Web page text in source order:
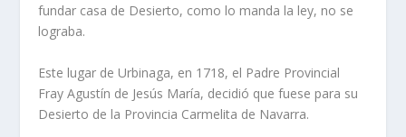
fundar casa de Desierto, como lo manda la ley, no se
lograba.
Este lugar de Urbinaga, en 1718, el Padre Provin­cial
Fray Agustí­n de Jesús Marí­a, decidió que fuese para su
Desierto de la Provincia Carmelita de Navarra.